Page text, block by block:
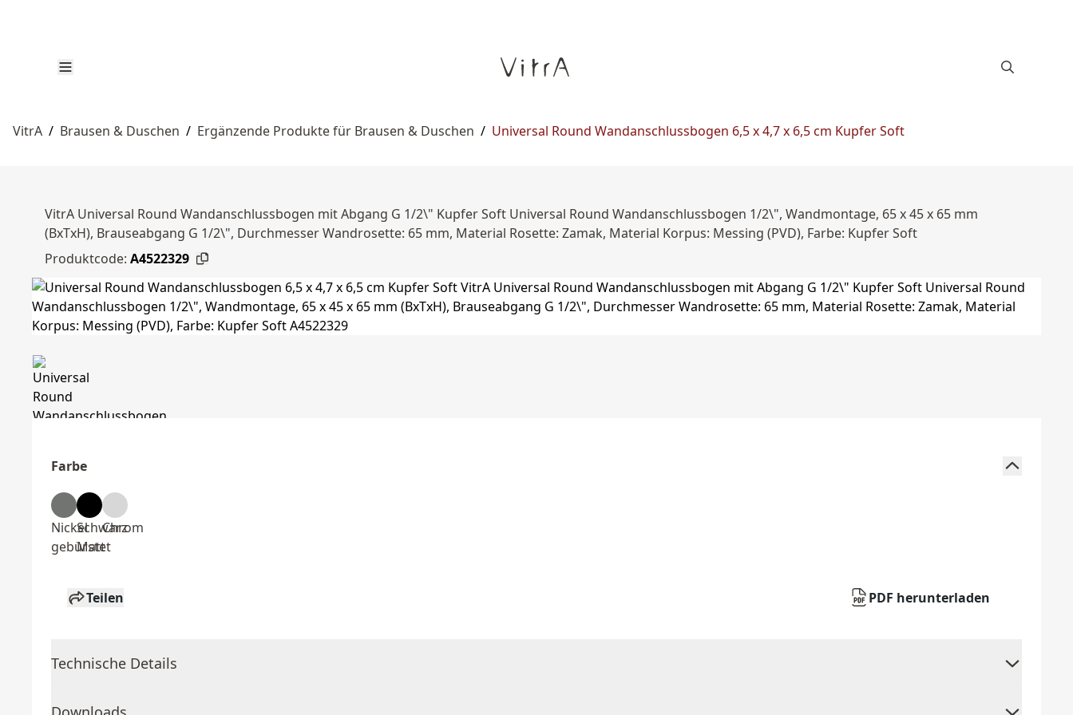
VitrA / Brausen & Duschen / Ergänzende Produkte für Brausen & Duschen / Universal Round Wandanschlussbogen 6,5 x 4,7 x 6,5 cm Kupfer Soft
VitrA Universal Round Wandanschlussbogen mit Abgang G 1/2\" Kupfer Soft Universal Round Wandanschlussbogen 1/2\", Wandmontage, 65 x 45 x 65 mm
(BxTxH), Brauseabgang G 1/2\", Durchmesser Wandrosette: 65 mm, Material Rosette: Zamak, Material Korpus: Messing (PVD), Farbe: Kupfer Soft
Produktcode: A4522329
Farbe
Nickel
gebürstet
Schwarz
Matt
Chrom
Teilen PDF herunterladen
Technische Details